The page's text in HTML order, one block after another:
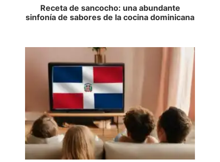
Receta de sancocho: una abundante
sinfonía de sabores de la cocina dominicana